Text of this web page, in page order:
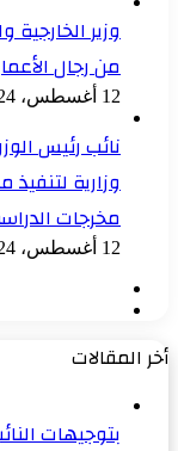
وزير
من رجال
12 أغسطس، 2024
نائب رئيس
وزارية
مخرجات
12 أغسطس، 2024
أخر المقالات